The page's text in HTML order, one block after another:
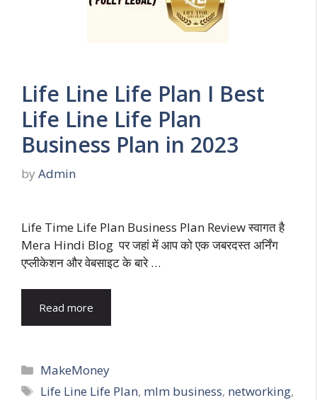
Life Line Life Plan I Best
Life Line Life Plan
Business Plan in 2023
by Admin
Life Time Life Plan Business Plan Review स्वागत है
Mera Hindi Blog पर जहां में आप को एक जबरदस्त अर्निंग
एप्लीकेशन और वेबसाइट के बारे …
Read more
Categories
MakeMoney
Tags
Life Line Life Plan, mlm business, networking,